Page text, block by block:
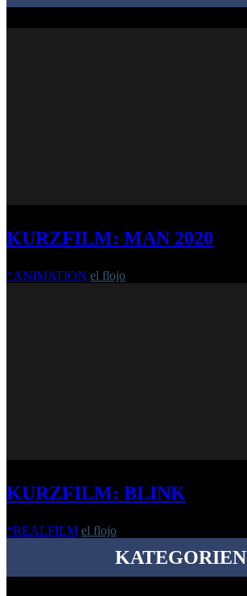
KURZFILM: MAN 2020
*ANIMATION el flojo
KURZFILM: BLINK
*REALFILM el flojo
KATEGORIEN